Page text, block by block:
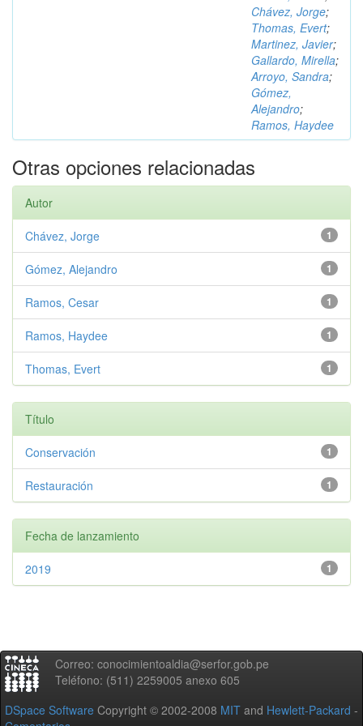
Chávez, Jorge;
Thomas, Evert;
Martinez, Javier;
Gallardo, Mirella;
Arroyo, Sandra;
Gómez,
Alejandro;
Ramos, Haydee
Otras opciones relacionadas
Autor
1
Chávez, Jorge
1
Gómez, Alejandro
1
Ramos, Cesar
1
Ramos, Haydee
1
Thomas, Evert
Título
1
Conservación
1
Restauración
Fecha de lanzamiento
1
2019
Correo: conocimientoaldia@serfor.gob.pe
Teléfono: (511) 2259005 anexo 605
DSpace Software Copyright © 2002-2008 MIT and Hewlett-Packard -